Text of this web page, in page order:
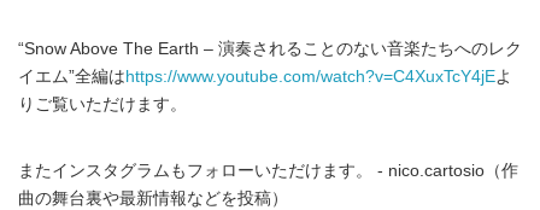
“Snow Above The Earth – 演奏されることのない音楽たちへのレク
イエム”全編は https://www.youtube.com/watch?v=C4XuxTcY4jEよ
りご覧いただけます。
またインスタグラムもフォローいただけます。 - nico.cartosio（作
曲の舞台裏や最新情報などを投稿）